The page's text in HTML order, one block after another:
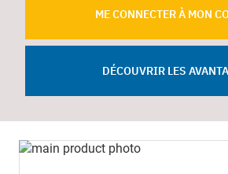
ME CONNECTER À MON
DÉCOUVRIR LES
Skip